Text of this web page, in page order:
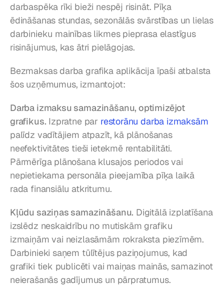
darbaspēka rīki bieži nespēj risināt. Pīķa
ēdināšanas stundas, sezonālās svārstības un lielas
darbinieku mainības likmes pieprasa elastīgus
risinājumus, kas ātri pielāgojas.
Bezmaksas darba grafika aplikācija īpaši atbalsta
šos uzņēmumus, izmantojot:
Darba izmaksu samazināšanu, optimizējot
grafikus. Izpratne par restorānu darba izmaksām
palīdz vadītājiem atpazīt, kā plānošanas
neefektivitātes tieši ietekmē rentabilitāti.
Pārmērīga plānošana klusajos periodos vai
nepietiekama personāla pieejamība pīķa laikā
rada finansiālu atkritumu.
Kļūdu saziņas samazināšanu. Digitālā izplatīšana
izslēdz neskaidrību no mutiskām grafiku
izmaiņām vai neizlasāmām rokraksta piezīmēm.
Darbinieki saņem tūlītējus paziņojumus, kad
grafiki tiek publicēti vai maiņas mainās, samazinot
neierašanās gadījumus un pārpratumus.